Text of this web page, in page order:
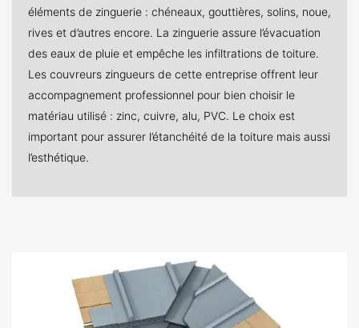
éléments de zinguerie : chéneaux, gouttières, solins, noue,
rives et d’autres encore. La zinguerie assure l’évacuation
des eaux de pluie et empêche les infiltrations de toiture.
Les couvreurs zingueurs de cette entreprise offrent leur
accompagnement professionnel pour bien choisir le
matériau utilisé : zinc, cuivre, alu, PVC. Le choix est
important pour assurer l’étanchéité de la toiture mais aussi
l’esthétique.